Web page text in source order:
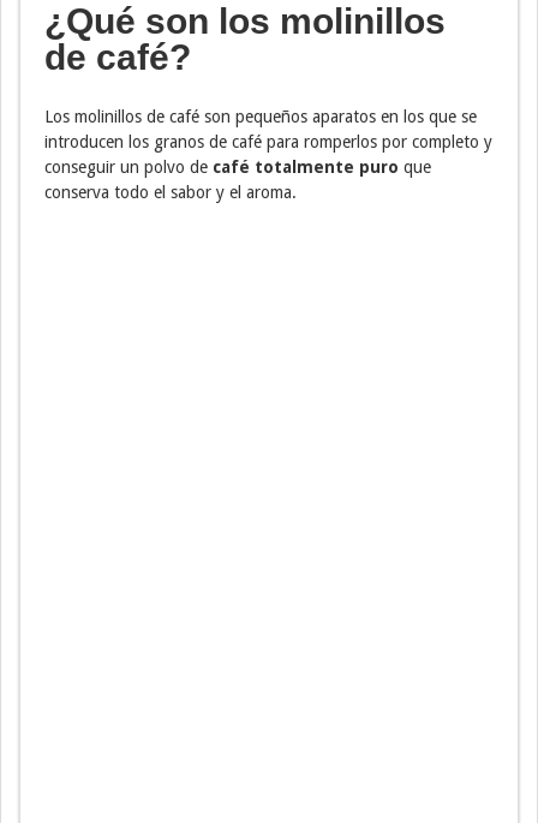
¿Qué son los molinillos
de café?
Los molinillos de café son pequeños aparatos en los que se
introducen los granos de café para romperlos por completo y
conseguir un polvo de café totalmente puro que
conserva todo el sabor y el aroma.